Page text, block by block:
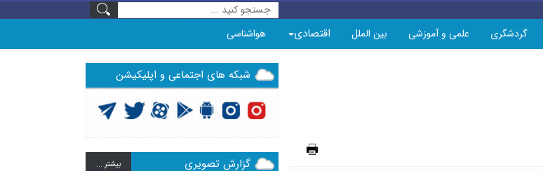
گردشگری علمی و آموزشی بین الملل اقتصادی هواشناسی
شبکه های اجتماعی و اپلیکیشن
گزارش تصویری بيشتر ...